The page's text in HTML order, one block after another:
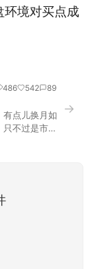
环境对买点成
486 542 89
有点儿换月如
不过是市场
点，交易额
→